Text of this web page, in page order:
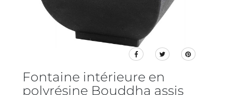
Fontaine intérieure en
polyrésine Bouddha assis